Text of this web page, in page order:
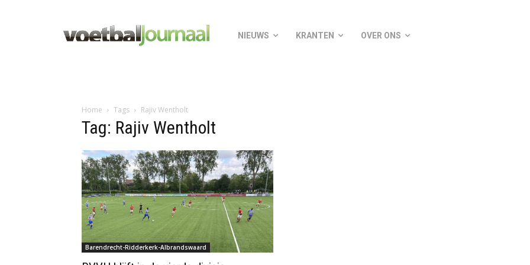
NIEUWS KRANTEN OVER ONS
Home Tags Rajiv Wentholt
Tag: Rajiv Wentholt
Barendrecht-Ridderkerk-Albrandswaard